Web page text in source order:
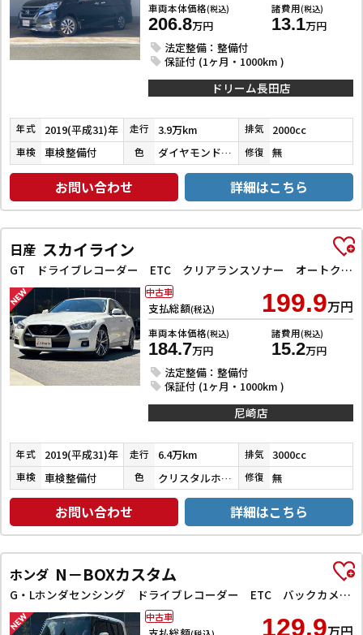
車両本体価格(税込)
206.8万円
諸費用(税込)
13.1万円
法定整備：整備付
保証付 (1ヶ月・1000km )
ドリーム長田店
年式 2019(平成31)年 走行 3.9万km 排気 2000cc
車検 車検整備付 色 ダイヤモンドブラックパール 修復 無
お問い合わせ 詳細はこちら
日産 スカイライン
GT ドライブレコーダー ETC クリアランスソナー オートクルーズコントロール 衝突被害軽減システム 全周囲カメラ ナビ TV アルミホイール オートライト LEDヘッドランプ サンルーフ AT
支払総額(税込) 199.9万円
車両本体価格(税込)
184.7万円
諸費用(税込)
15.2万円
法定整備：整備付
保証付 (1ヶ月・1000km )
中古車
尼崎店
年式 2019(平成31)年 走行 6.4万km 排気 3000cc
車検 車検整備付 色 クリスタルホワイトパール３コートパール 修復 無
お問い合わせ 詳細はこちら
ホンダ N－BOXカスタム
G・Lホンダセンシング ドライブレコーダー ETC バックカメラ 両側スライド・片側電動 ナビ TV クリアランスソナー オートクルーズコントロール レーンアシスト 衝突被害軽減システム オートライト スマートキー
129.9万円
中古車